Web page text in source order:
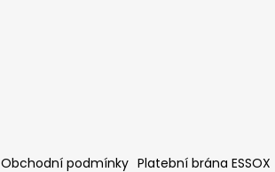
Obchodní podmínky Platební brána ESSOX